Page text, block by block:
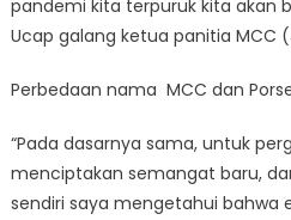
pandemi kita terpuruk kita akan
Ucap galang ketua panitia MCC
Perbedaan nama MCC dan
“Pada dasarnya sama, untuk
menciptakan semangat baru,
sendiri saya mengetahui bahwa